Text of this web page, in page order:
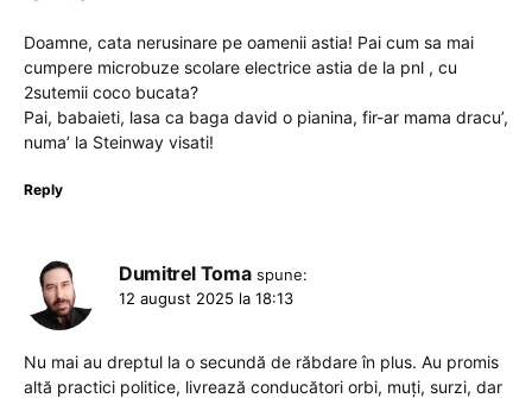
Doamne, cata nerusinare pe oamenii astia! Pai cum sa mai
cumpere microbuze scolare electrice astia de la pnl , cu
2sutemii coco bucata?
Pai, babaieti, lasa ca baga david o pianina, fir-ar mama dracu’,
numa’ la Steinway visati!
Reply
Dumitrel Toma spune:
12 august 2025 la 18:13
Nu mai au dreptul la o secundă de răbdare în plus. Au promis
altă practici politice, livrează conducători orbi, muți, surzi, dar